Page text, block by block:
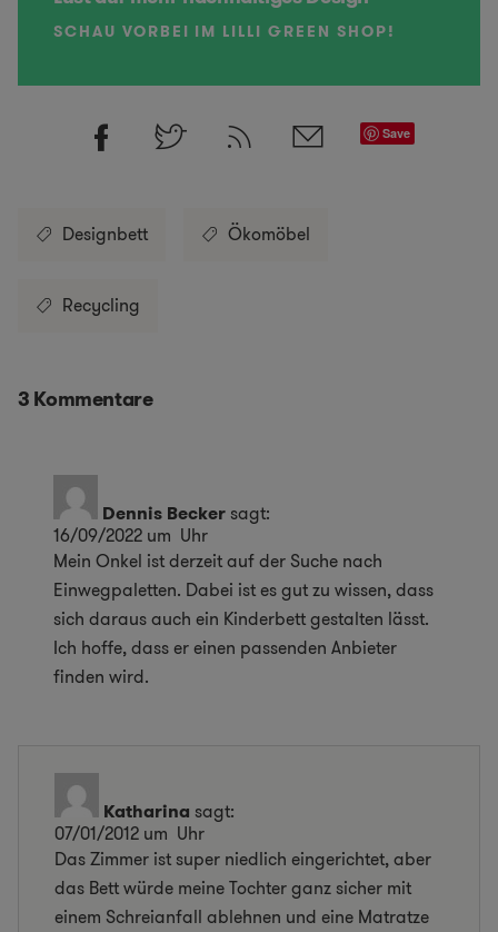
SCHAU VORBEI IM LILLI GREEN SHOP!
Save
Designbett Ökomöbel
Recycling
3 Kommentare
Dennis Beckersagt:
16/09/2022 um Uhr
Mein Onkel ist derzeit auf der Suche nach
Einwegpaletten. Dabei ist es gut zu wissen, dass
sich daraus auch ein Kinderbett gestalten lässt.
Ich hoffe, dass er einen passenden Anbieter
finden wird.
Katharina sagt:
07/01/2012 um Uhr
Das Zimmer ist super niedlich eingerichtet, aber
das Bett würde meine Tochter ganz sicher mit
einem Schreianfall ablehnen und eine Matratze